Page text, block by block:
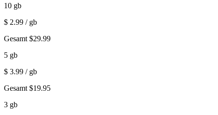
10 gb
$ 2.99 / gb
Gesamt $29.99
5 gb
$ 3.99 / gb
Gesamt $19.95
3 gb